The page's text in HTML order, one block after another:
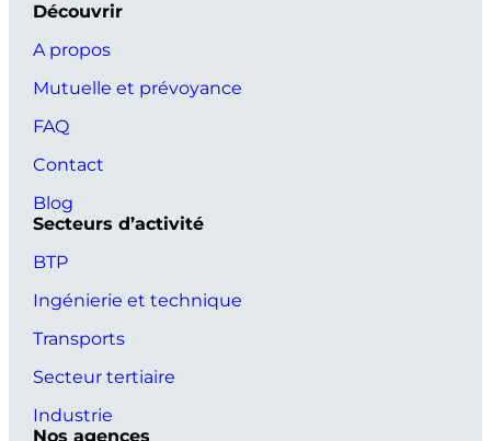
Découvrir
A propos
Mutuelle et prévoyance
FAQ
Contact
Blog
Secteurs d’activité
BTP
Ingénierie et technique
Transports
Secteur tertiaire
Industrie
Nos agences